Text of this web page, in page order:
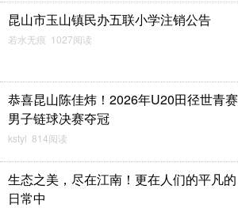
昆山市玉山镇民办五联小学注销公告
若水无痕 1027阅读
恭喜昆山陈佳炜！2026年U20田径世青赛
男子链球决赛夺冠
kstyl 814阅读
生态之美，尽在江南！更在人们的平凡的
日常中